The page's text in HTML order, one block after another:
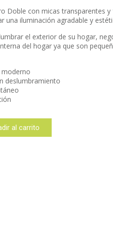
Doble con micas transparentes
una iluminación agradable y
el exterior de su hogar,
del hogar ya que son
deslumbramiento
al carrito